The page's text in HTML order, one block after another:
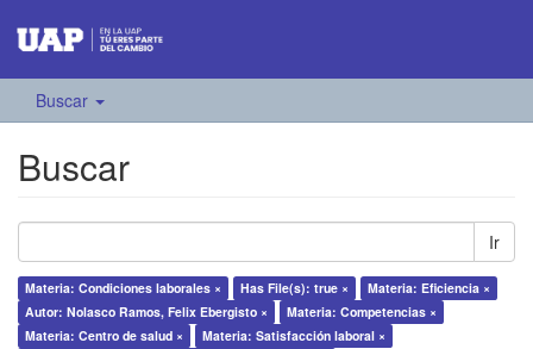
Buscar
Buscar
Ir
Materia: Condiciones laborales × Has File(s): true ×
Materia: Eficiencia ×
Autor: Nolasco Ramos, Felix Ebergisto ×
Materia: Competencias ×
Materia: Centro de salud ×
Materia: Satisfacción laboral ×